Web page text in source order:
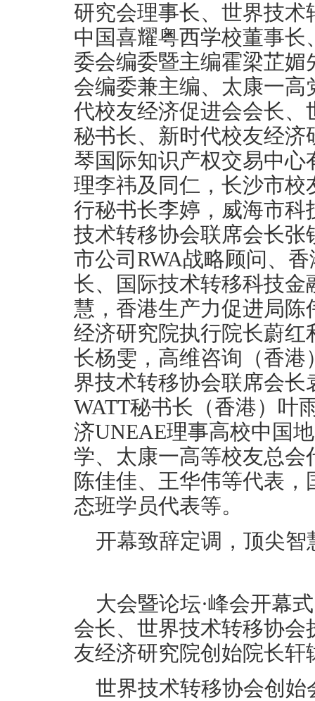
研究会理事长、世界技
中国喜耀粤西学校董事
委会编委暨主编霍梁芷
会编委兼主编、太康一
代校友经济促进会会长
秘书长、新时代校友经
琴国际知识产权交易中
理李祎及同仁，长沙市
行秘书长李婷，威海市
技术转移协会联席会长张
市公司RWA战略顾问、
长、国际技术转移科技金
慧，香港生产力促进局
经济研究院执行院长蔚
长杨雯，高维咨询（香
界技术转移协会联席会
WATT秘书长（香港）叶
济UNEAE理事高校中国
学、太康一高等校友总
陈佳佳、王华伟等代表
态班学员代表等。
开幕致辞定调，顶尖智
大会暨论坛·峰会开幕
会长、世界技术转移协
友经济研究院创始院长轩
世界技术转移协会创